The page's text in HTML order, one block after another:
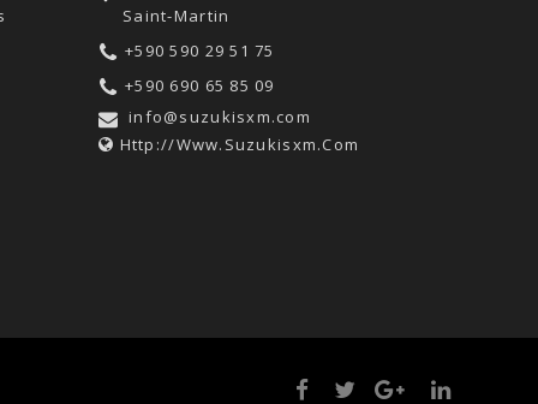
Saint-Martin
+590 590 29 51 75
+590 690 65 85 09
info@suzukisxm.com
Http://www.suzukisxm.com